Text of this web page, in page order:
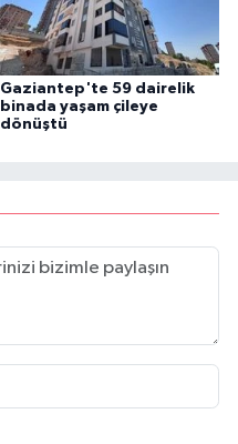
Gaziantep'te 59 dairelik
binada yaşam çileye
dönüştü